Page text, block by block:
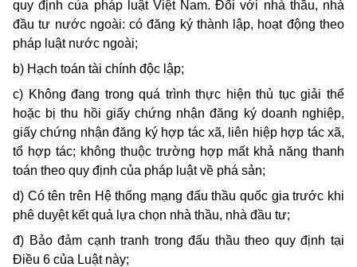
quy định của pháp luật Việt Nam. Đối với nhà thầu, nhà
đầu tư nước ngoài: có đăng ký thành lập, hoạt động theo
pháp luật nước ngoài;
b) Hạch toán tài chính độc lập;
c) Không đang trong quá trình thực hiện thủ tục giải thể
hoặc bị thu hồi giấy chứng nhận đăng ký doanh nghiệp,
giấy chứng nhận đăng ký hợp tác xã, liên hiệp hợp tác xã,
tổ hợp tác; không thuộc trường hợp mất khả năng thanh
toán theo quy định của pháp luật về phá sản;
d) Có tên trên Hệ thống mạng đấu thầu quốc gia trước khi
phê duyệt kết quả lựa chọn nhà thầu, nhà đầu tư;
đ) Bảo đảm cạnh tranh trong đấu thầu theo quy định tại
Điều 6 của Luật này;